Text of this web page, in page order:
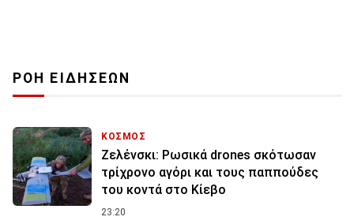
ΡΟΗ ΕΙΔΗΣΕΩΝ
ΚΟΣΜΟΣ
Ζελένσκι: Ρωσικά drones σκότωσαν
τρίχρονο αγόρι και τους παππούδες
του κοντά στο Κίεβο
23:20